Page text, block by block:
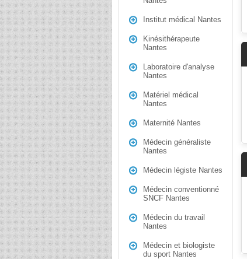
Institut médical Nantes
Kinésithérapeute
Nantes
Laboratoire d'analyse
Nantes
Matériel médical
Nantes
Maternité Nantes
Médecin généraliste
Nantes
Médecin légiste Nantes
Médecin conventionné
SNCF Nantes
Médecin du travail
Nantes
Médecin et biologiste
du sport Nantes